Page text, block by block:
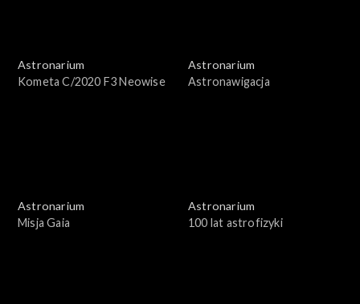
Astronarium
Kometa C/2020 F3 Neowise
Astronarium
Astronawigacja
Astronarium
Misja Gaia
Astronarium
100 lat astrofizyki